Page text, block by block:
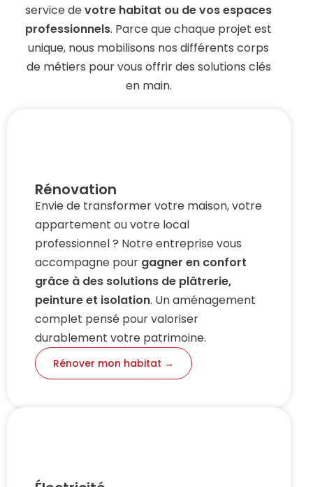
service devotre habitat ou de vos espaces
professionnels. Parce que chaque projet est
unique, nous mobilisons nos différents corps
de métiers pour vous offrir des solutions clés
en main.
Rénovation
Envie de transformer votre maison, votre
appartement ou votre local
professionnel ? Notre entreprise vous
accompagne pour gagner en confort
grâce à des solutions de plâtrerie,
peinture et isolation. Un aménagement
complet pensé pour valoriser
durablement votre patrimoine.
Rénover mon habitat →